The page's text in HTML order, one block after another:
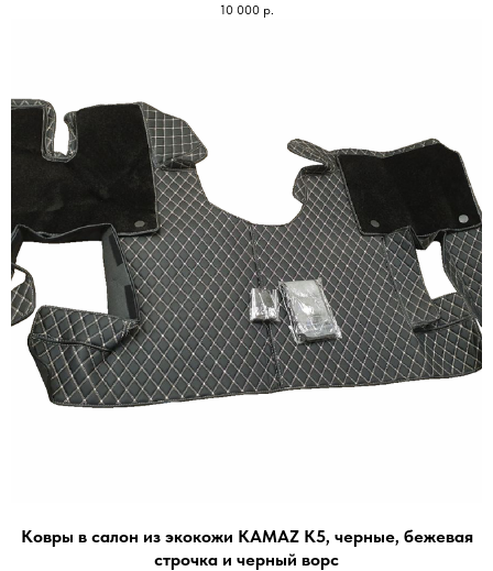
10 000 р.
Ковры в салон из экокожи KAMAZ K5, черные, бежевая
строчка и черный ворс